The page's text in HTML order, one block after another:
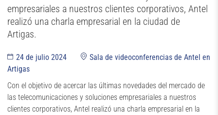
empresariales a nuestros clientes corporativos, Antel
realizó una charla empresarial en la ciudad de
Artigas.
24 de julio 2024
Sala de videoconferencias de Antel en
Artigas
Con el objetivo de acercar las últimas novedades del mercado de
las telecomunicaciones y soluciones empresariales a nuestros
clientes corporativos, Antel realizó una charla empresarial en la